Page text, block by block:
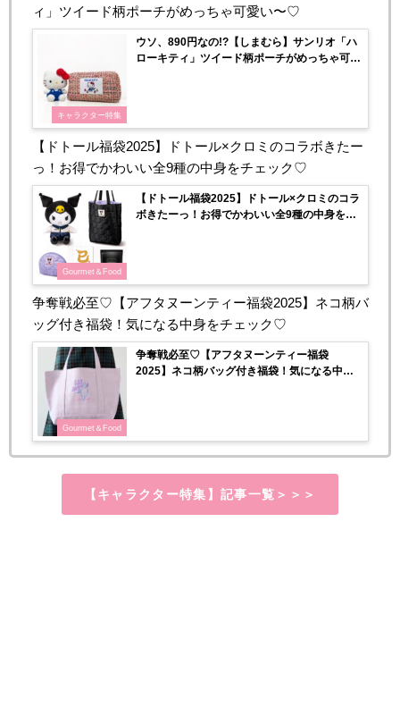
ィ」ツイード柄ポーチがめっちゃ可愛い〜♡
キャラクター特集
ウソ、890円なの!?【しまむら】サンリオ「ハ
ローキティ」ツイード柄ポーチがめっちゃ可愛
【ドトール福袋2025】ドトール×クロミのコラボきたー
っ！お得でかわいい全9種の中身をチェック♡
Gourmet＆Food
【ドトール福袋2025】ドトール×クロミのコラ
ボきたーっ！お得でかわいい全9種の中身をチ
争奪戦必至♡【アフタヌーンティー福袋2025】ネコ柄バ
ッグ付き福袋！気になる中身をチェック♡
Gourmet＆Food
争奪戦必至♡【アフタヌーンティー福袋
2025】ネコ柄バッグ付き福袋！気になる中身
【キャラクター特集】記事一覧＞＞＞